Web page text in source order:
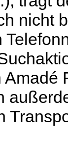
nicht